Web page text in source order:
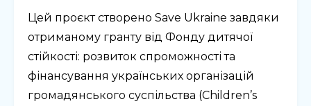
Цей проєкт створено Save Ukraine завдяки
отриманому гранту від Фонду дитячої
стійкості: розвиток спроможності та
фінансування українських організацій
громадянського суспільства (Children’s